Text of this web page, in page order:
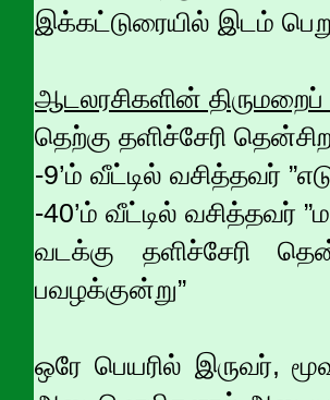
இக்கட்டுரையில் இடம்
ஆடலரசிகளின்
தெற்கு தளிச்சேரி
-9’ம் வீட்டில் வசித்தவர்
-40’ம் வீட்டில் வசித்தவர்
வடக்கு தளிச்சேரி
பவழக்குன்று”
ஒரே பெயரில் இருவர்,